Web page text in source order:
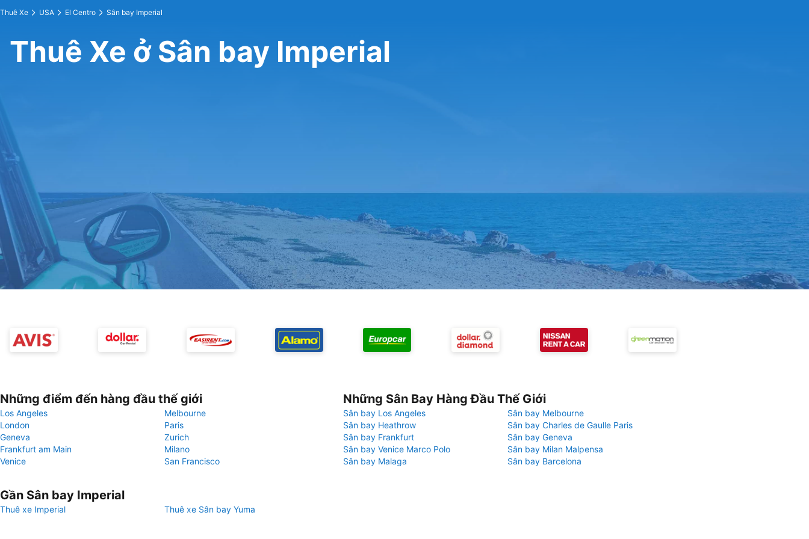
Thuê Xe USA El Centro Sân bay Imperial
Thuê Xe ở Sân bay Imperial
Những điểm đến hàng đầu thế giới
Los Angeles
Melbourne
London
Paris
Geneva
Zurich
Frankfurt am Main
Milano
Venice
San Francisco
Những Sân Bay Hàng Đầu Thế Giới
Sân bay Los Angeles
Sân bay Melbourne
Sân bay Heathrow
Sân bay Charles de Gaulle Paris
Sân bay Frankfurt
Sân bay Geneva
Sân bay Venice Marco Polo
Sân bay Milan Malpensa
Sân bay Malaga
Sân bay Barcelona
Gần Sân bay Imperial
Thuê xe Imperial Thuê xe Sân bay Yuma